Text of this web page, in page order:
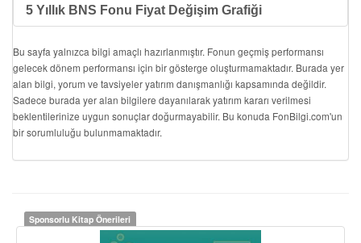
5 Yıllık BNS Fonu Fiyat Değişim Grafiği
Bu sayfa yalnızca bilgi amaçlı hazırlanmıştır. Fonun geçmiş performansı
gelecek dönem performansı için bir gösterge oluşturmamaktadır. Burada yer
alan bilgi, yorum ve tavsiyeler yatırım danışmanlığı kapsamında değildir.
Sadece burada yer alan bilgilere dayanılarak yatırım kararı verilmesi
beklentilerinize uygun sonuçlar doğurmayabilir. Bu konuda FonBilgi.com'un
bir sorumluluğu bulunmamaktadır.
Sponsorlu Kitap Önerileri